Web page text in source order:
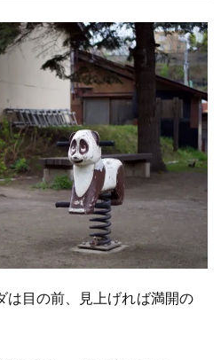
は目の前、見上げれば満開の